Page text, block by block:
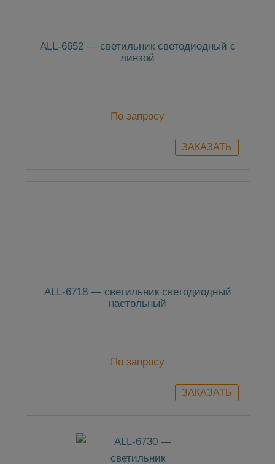
ALL-6652 — светильник светодиодный с
линзой
По запросу
ALL-6718 — светильник светодиодный
настольный
По запросу